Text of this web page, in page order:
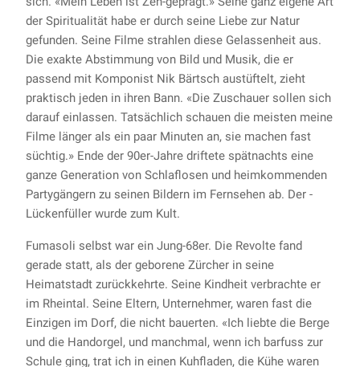
der Spiritualität habe er durch seine Liebe zur Natur
gefunden. Seine Filme strahlen diese Gelassenheit aus.
Die exakte Abstimmung von Bild und Musik, die er
passend mit Komponist Nik Bärtsch austüftelt, zieht
praktisch jeden in ihren Bann. «Die Zuschauer sollen sich
darauf einlassen. Tatsächlich schauen die meisten meine
Filme länger als ein paar Minuten an, sie machen fast
süchtig.» Ende der 90er-Jahre driftete spätnachts eine
ganze Generation von Schlaflosen und heimkommenden
Partygängern zu seinen Bildern im Fernsehen ab. Der ­
Lückenfüller wurde zum Kult.
Fumasoli selbst war ein Jung-68er. Die Revolte fand
gerade statt, als der geborene Zürcher in seine
Heimatstadt zurückkehrte. Seine Kindheit verbrachte er
im Rheintal. Seine Eltern, Unternehmer, waren fast die
Einzigen im Dorf, die nicht bauerten. «Ich liebte die Berge
und die Handorgel, und manchmal, wenn ich barfuss zur
Schule ging, trat ich in einen Kuhfladen, die Kühe waren